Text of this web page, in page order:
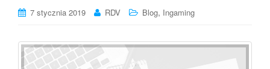
7 stycznia 2019 RDV Blog, Ingaming